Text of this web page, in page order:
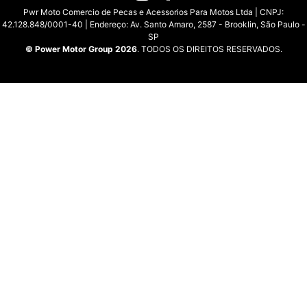
Pwr Moto Comercio de Pecas e Acessorios Para Motos Ltda | CNPJ:
42.128.848/0001-40 | Endereço: Av. Santo Amaro, 2587 - Brooklin, São Paulo -
SP
© Power Motor Group 2026. TODOS OS DIREITOS RESERVADOS.